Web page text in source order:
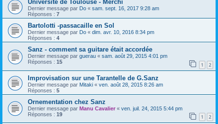
Université de Toulouse - Merchi
Dernier message par Do « sam. sept. 16, 2017 9:28 am
Réponses : 7
Bartolotti -passacaille en Sol
Dernier message par Do « dim. avr. 10, 2016 8:34 pm
Réponses : 4
Sanz - comment sa guitare était accordée
Dernier message par guerau « sam. août 29, 2015 4:01 pm
Réponses : 15 1 2
Improvisation sur une Tarantelle de G.Sanz
Dernier message par Mitaki « ven. août 28, 2015 8:26 am
Réponses : 5
Ornementation chez Sanz
Dernier message par Manu Cavalier « ven. juil. 24, 2015 5:44 pm
Réponses : 19 1 2